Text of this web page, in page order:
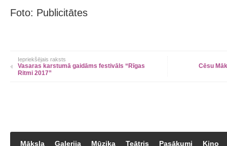
Foto: Publicitātes
Iepriekšējais raksts
Vasaras karstumā gaidāms festivāls “Rīgas
Ritmi 2017”
Cēsu
Māksla Galerija Mūzika Teātris Pasākumi Kino